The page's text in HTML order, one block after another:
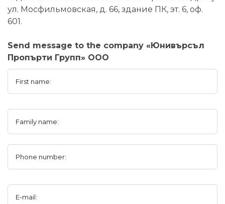
ул. Мосфильмовская, д. 66, здание ПК, эт. 6, оф.
601.
Send message to the company «Юнивърсъл
Пропърти Групп» ООО
First name:
Family name:
Phone number:
E-mail: